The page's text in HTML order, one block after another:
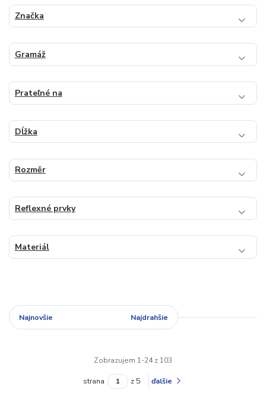
Značka
Gramáž
Prateľné na
Dĺžka
Rozměr
Reflexné prvky
Materiál
Najnovšie Najdrahšie
Zobrazujem 1-24 z 103
strana z 5 ďalšie